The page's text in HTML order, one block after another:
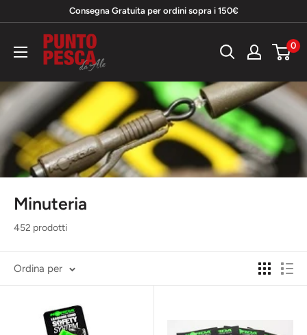
contenuto
Consegna Gratuita per ordini sopra i 150€
Punto
Pesca
da
Ale
0
Minuteria
452 prodotti
Ordina per